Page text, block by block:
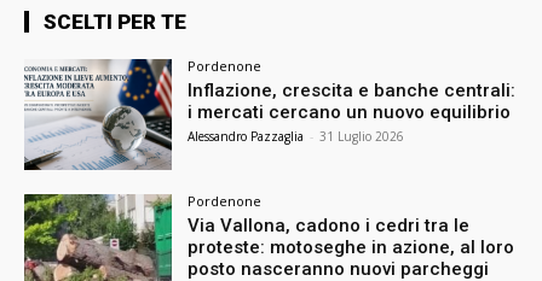
SCELTI PER TE
Pordenone
Inflazione, crescita e banche centrali:
i mercati cercano un nuovo equilibrio
Alessandro Pazzaglia - 31 Luglio 2026
Pordenone
Via Vallona, cadono i cedri tra le
proteste: motoseghe in azione, al loro
posto nasceranno nuovi parcheggi